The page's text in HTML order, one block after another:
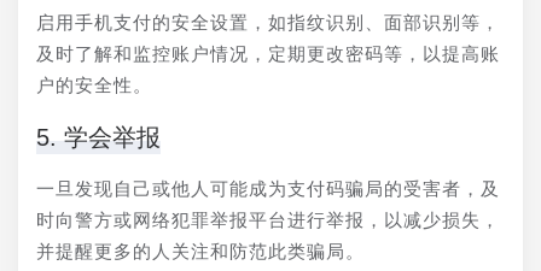
启用手机支付的安全设置，如指纹识别、面部识别等，
及时了解和监控账户情况，定期更改密码等，以提高账
户的安全性。
5. 学会举报
一旦发现自己或他人可能成为支付码骗局的受害者，及
时向警方或网络犯罪举报平台进行举报，以减少损失，
并提醒更多的人关注和防范此类骗局。